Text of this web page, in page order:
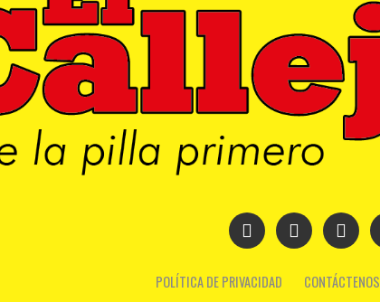
POLÍTICA DE PRIVACIDAD CONTÁCTENOS